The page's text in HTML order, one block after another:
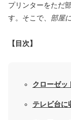
プリンターをただ
す。そこで、 部屋
【目次】
クローゼッ
テレビ台に